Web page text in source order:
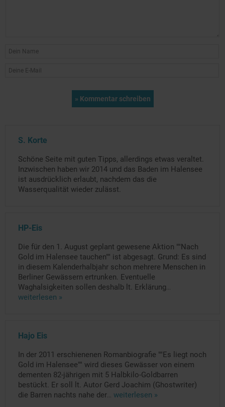
S. Korte
Schöne Seite mit guten Tipps, allerdings etwas veraltet.
Inzwischen haben wir 2014 und das Baden im Halensee
ist ausdrücklich erlaubt, nachdem das die
Wasserqualität wieder zulässt.
HP-Eis
Die für den 1. August geplant gewesene Aktion ""Nach
Gold im Halensee tauchen"" ist abgesagt. Grund: Es sind
in diesem Kalenderhalbjahr schon mehrere Menschen in
Berliner Gewässern ertrunken. Eventuelle
Waghalsigkeiten sollen deshalb lt. Erklärung
weiterlesen »
Hajo Eis
In der 2011 erschienenen Romanbiografie ""Es liegt noch
Gold im Halensee"" wird dieses Gewässer von einem
dementen 82-jährigen mit 5 Halbkilo-Goldbarren
bestückt. Er soll lt. Autor Gerd Joachim (Ghostwriter)
die Barren nachts nahe der
weiterlesen »